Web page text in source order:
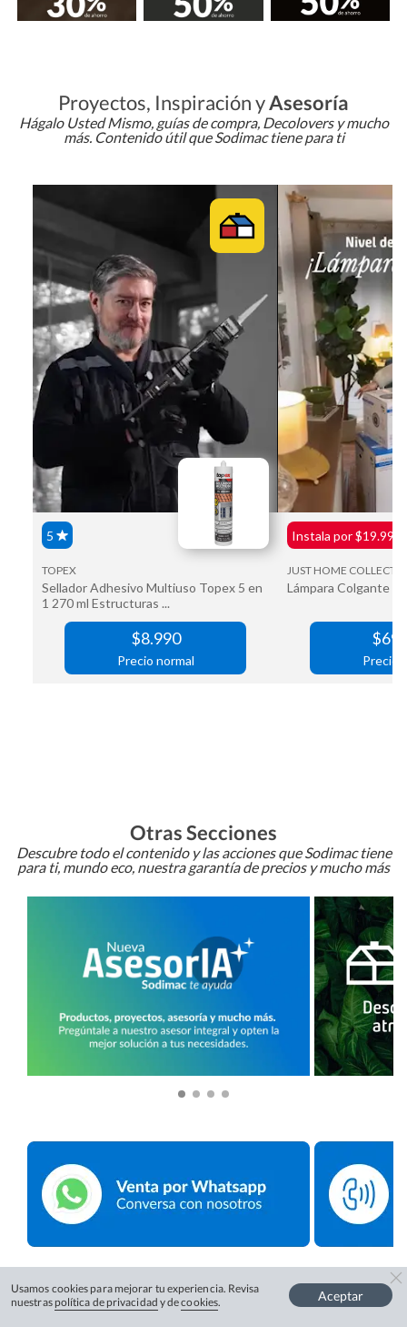
Proyectos, Inspiración yAsesoría
Hágalo Usted Mismo, guías de compra, Decolovers y mucho
más. Contenido útil que Sodimac tiene para ti
Otras Secciones
Descubre todo el contenido y las acciones que Sodimac tiene
para ti, mundo eco, nuestra garantía de precios y mucho más
Usamos cookies para mejorar tu experiencia. Revisa
nuestras política de privacidad y decookies. Aceptar